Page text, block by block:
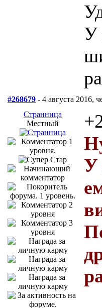
У
#268679 - 4 августа 2016,
Странница
Местный
У